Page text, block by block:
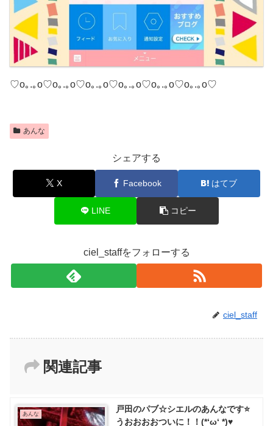
♡o｡.｡o♡o｡.｡o♡o｡.｡o♡o｡.｡o♡o｡.｡o♡o｡.｡o♡
あんな
シェアする
X Facebook はてブ
LINE コピー
ciel_staffをフォローする
ciel_staff
関連記事
あんな
戸田のパブ☆シエルのあんなです⭐
うおおおおついに！！(*‘ω‘ *)♥️